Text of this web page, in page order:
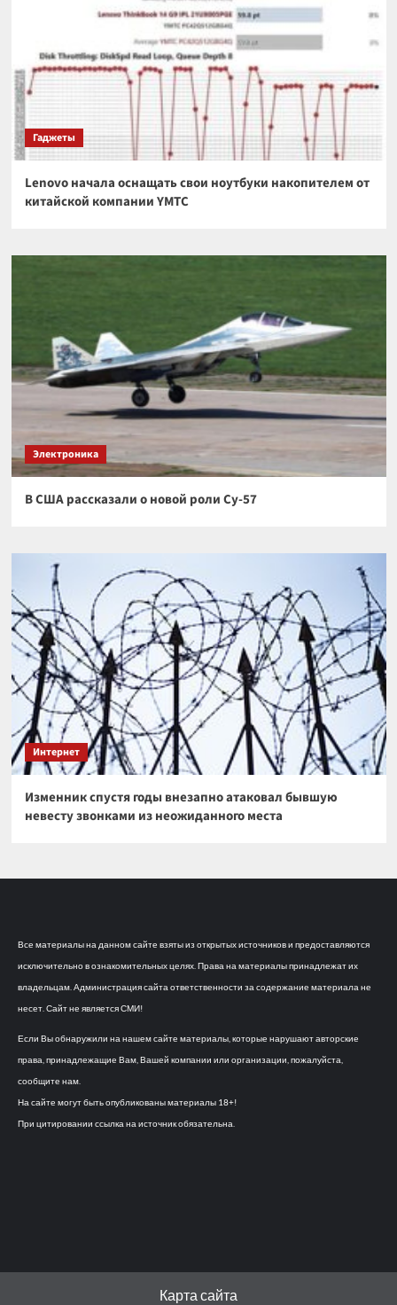
Гаджеты
Lenovo начала оснащать свои ноутбуки накопителем от
китайской компании YMTC
Электроника
В США рассказали о новой роли Су-57
Интернет
Изменник спустя годы внезапно атаковал бывшую
невесту звонками из неожиданного места
Все материалы на данном сайте взяты из открытых источников и предоставляются
исключительно в ознакомительных целях. Права на материалы принадлежат их
владельцам. Администрация сайта ответственности за содержание материала не
несет. Сайт не является СМИ!
Если Вы обнаружили на нашем сайте материалы, которые нарушают авторские
права, принадлежащие Вам, Вашей компании или организации, пожалуйста,
сообщите нам.
На сайте могут быть опубликованы материалы 18+!
При цитировании ссылка на источник обязательна.
Карта сайта